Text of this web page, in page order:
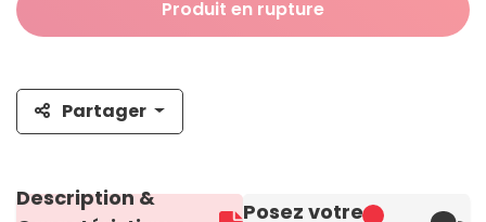
Produit en rupture
Partager
Description &
Posez votre